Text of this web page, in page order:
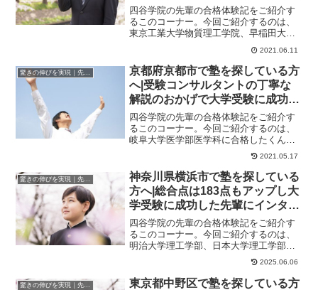
ンタビュー！大学受験予備校四谷
学院
四谷学院の先輩の合格体験記をご紹介す
るこのコーナー。今回ご紹介するのは、
東京工業大学物質理工学院、早稲田大学
先進理工学部、慶應義塾大学理工学部、
2021.06.11
驚きの伸びを実現｜先輩列伝
京都府京都市で塾を探している方
へ|受験コンサルタントの丁寧な
解説のおかげで大学受験に成功し
た先輩にインタビュー！大学受験
予備校四谷学院
四谷学院の先輩の合格体験記をご紹介す
るこのコーナー。今回ご紹介するのは、
岐阜大学医学部医学科に合格したくんの
ストーリーです。点数が伸び悩んでいた
2021.05.17
神奈川県横浜市で塾を探している
方へ|総合点は183点もアップし大
学受験に成功した先輩にインタビ
ュー！大学受験予備校四谷学院
四谷学院の先輩の合格体験記をご紹介す
るこのコーナー。今回ご紹介するのは、
明治大学理工学部、日本大学理工学部に
合格したくんのストーリーです。部活ば
2025.06.06
東京都中野区で塾を探している方